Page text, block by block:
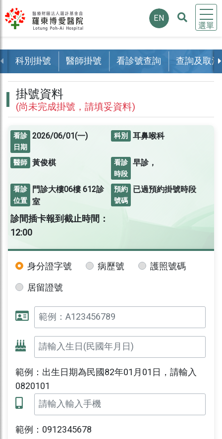
選單
EN
科別掛號 醫師掛號 看診號查詢 查詢及取消
掛號資料
(尚未完成掛號，請填妥資料)
看診
日期
2026/06/01(一) 科別 耳鼻喉科
醫師 黃俊棋
看診
時段
早診，
看診
位置
門診大樓06樓612診
室
預約
號碼
已過預約掛號時段
診間插卡報到截止時間：
12:00
身分證字號 病歷號
護照號碼
居留證號
範例：出生日期為民國82年01月01日，請輸入
0820101
範例：0912345678